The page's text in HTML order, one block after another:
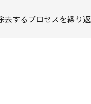
去するプロセスを繰り返